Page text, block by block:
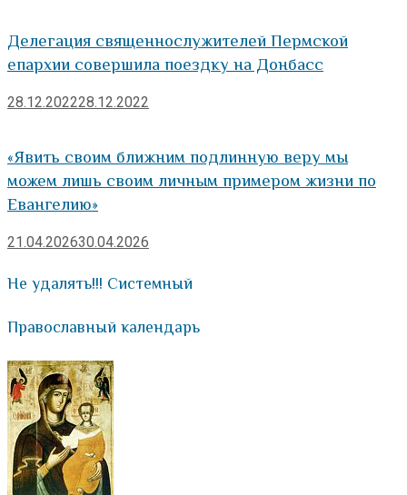
Делегация священнослужителей Пермской
епархии совершила поездку на Донбасс
28.12.202228.12.2022
«Явить своим ближним подлинную веру мы
можем лишь своим личным примером жизни по
Евангелию»
21.04.202630.04.2026
Не удалять!!! Системный
Православный календарь